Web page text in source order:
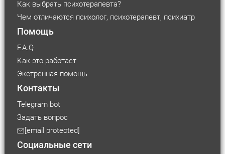
Как выбрать психотерапевта?
Чем отличаются психолог, психотерапевт, психиатр
Помощь
F.A.Q
Как это работает
Экстренная помощь
Контакты
Telegram bot
Задать вопрос
[email protected]
Социальные сети